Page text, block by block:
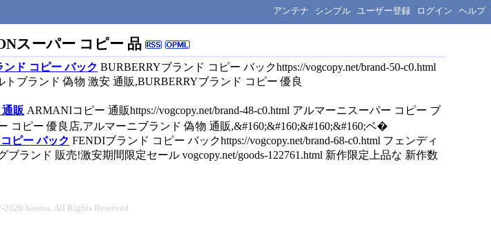
アンテナ シンプル ユーザー登録 ログイン ヘルプ
スーパー コピー 品
ド コピー バック BURBERRYブランド コピー バックhttps://vogcopy.net/brand-50-c0.html
ブランド 偽物 激安 通販,BURBERRYブランド コピー 優良
販 ARMANIコピー 通販https://vogcopy.net/brand-48-c0.html アルマーニスーパー コピー ブ
コピー 優良店,アルマーニブランド 偽物 通販,&#160;&#160;&#160;&#160;ベ�
ピー バック FENDIブランド コピー バックhttps://vogcopy.net/brand-68-c0.html フェンディ
ランド 販売!激安期間限定セール vogcopy.net/goods-122761.html 新作限定上品な 新作数
hatena. All Rights Reserved.